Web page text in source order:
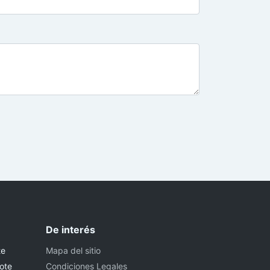
De interés
Mapa del sitio
Condiciones Legales